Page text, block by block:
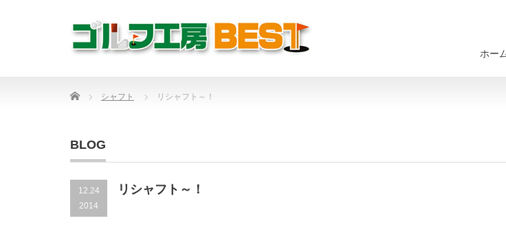
ホー
Home シャフト リシャフト～！
BLOG
12.24
2014
リシャフト～！